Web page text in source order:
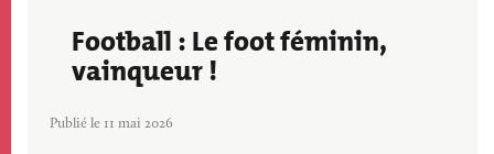
Football : Le foot féminin,
vainqueur !
Publié le 11 mai 2026